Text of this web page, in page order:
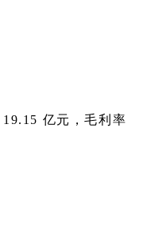
亿元，毛利率